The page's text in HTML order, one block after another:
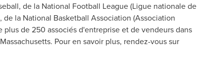
de la National Football League (Ligue nationale de
la National Basketball Association (Association
de 250 associés d'entreprise et de vendeurs dans
Massachusetts. Pour en savoir plus, rendez-vous sur